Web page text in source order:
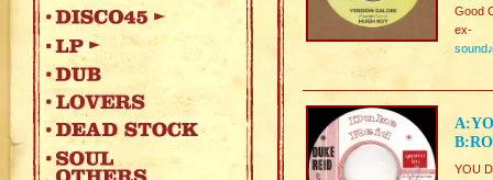
Good
ex-
sound♪
YOU